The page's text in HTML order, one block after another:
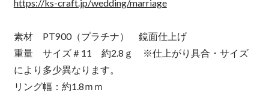
https://ks-craft.jp/wedding/marriage
素材 PT900（プラチナ） 鏡面仕上げ
重量 サイズ＃11 約2.8ｇ ※仕上がり具合・サイズ
により多少異なります。
リング幅：約1.8ｍｍ